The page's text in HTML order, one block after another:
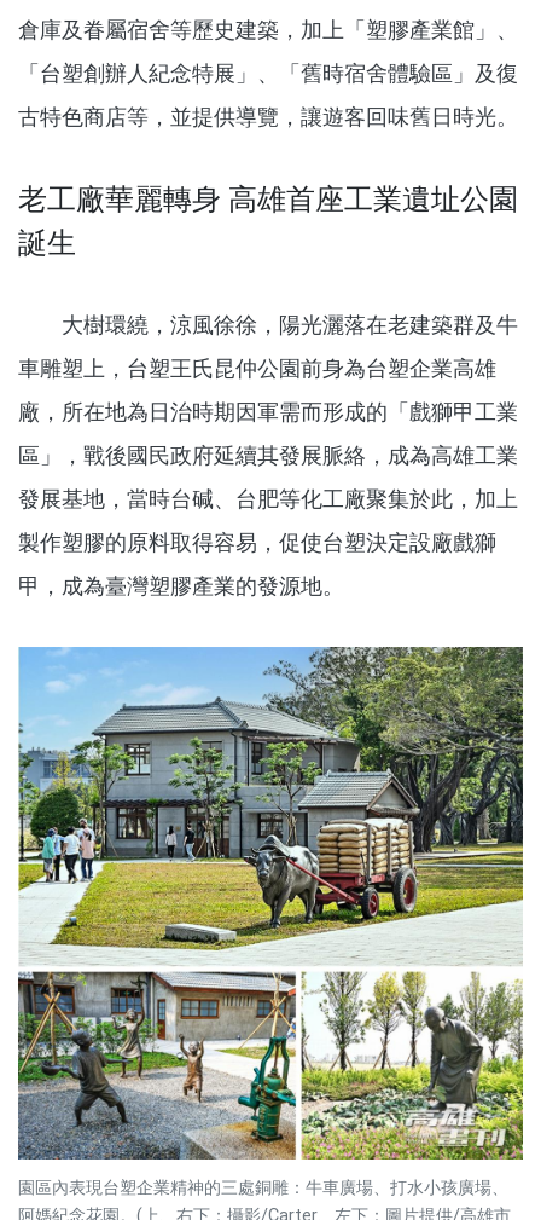
倉庫及眷屬宿舍等歷史建築，加上「塑膠產業館」、
「台塑創辦人紀念特展」、「舊時宿舍體驗區」及復
古特色商店等，並提供導覽，讓遊客回味舊日時光。
老工廠華麗轉身 高雄首座工業遺址公園
誕生
大樹環繞，涼風徐徐，陽光灑落在老建築群及牛
車雕塑上，台塑王氏昆仲公園前身為台塑企業高雄
廠，所在地為日治時期因軍需而形成的「戲獅甲工業
區」，戰後國民政府延續其發展脈絡，成為高雄工業
發展基地，當時台碱、台肥等化工廠聚集於此，加上
製作塑膠的原料取得容易，促使台塑決定設廠戲獅
甲，成為臺灣塑膠產業的發源地。
園區內表現台塑企業精神的三處銅雕：牛車廣場、打水小孩廣場、